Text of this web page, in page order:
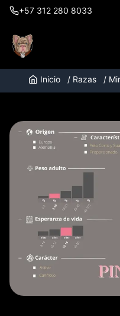
+57 312 280 8033
Inicio / Razas /